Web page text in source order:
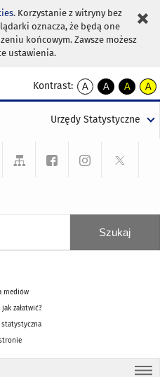
. Korzystanie z witryny bez
oznacza, że będą one
końcowym. Zawsze możesz
ustawienia.
Kontrast:
A
kontrast
A
kontrast
tekst
czarnym
A
kontrast
tekst
czarnym
A
tekst
żółtym
Urzędy Statystyczne
mediów
jak załatwić?
statystyczna